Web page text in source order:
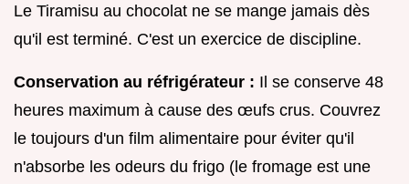
Le Tiramisu au chocolat ne se mange jamais dès
qu'il est terminé. C'est un exercice de discipline.
Conservation au réfrigérateur : Il se conserve 48
heures maximum à cause des œufs crus. Couvrez
le toujours d'un film alimentaire pour éviter qu'il
n'absorbe les odeurs du frigo (le fromage est une